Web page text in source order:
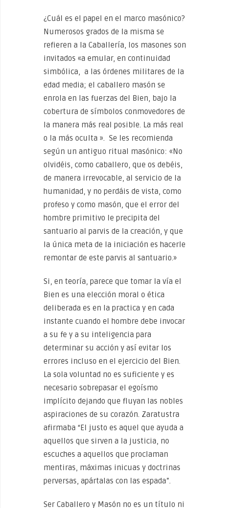
¿Cuál es el papel en el marco masónico?
Numerosos grados de la misma se
refieren a la Caballería, los masones son
invitados «a emular, en continuidad
simbólica, a las órdenes militares de la
edad media; el caballero masón se
enrola en las fuerzas del Bien, bajo la
cobertura de símbolos conmovedores de
la manera más real posible. La más real
o la más oculta ». Se les recomienda
según un antiguo ritual masónico: «No
olvidéis, como caballero, que os debéis,
de manera irrevocable, al servicio de la
humanidad, y no perdáis de vista, como
profeso y como masón, que el error del
hombre primitivo le precipita del
santuario al parvis de la creación, y que
la única meta de la iniciación es hacerle
remontar de este parvis al santuario.»
Si, en teoría, parece que tomar la vía el
Bien es una elección moral o ética
deliberada es en la practica y en cada
instante cuando el hombre debe invocar
a su fe y a su inteligencia para
determinar su acción y así evitar los
errores incluso en el ejercicio del Bien.
La sola voluntad no es suficiente y es
necesario sobrepasar el egoísmo
implícito dejando que fluyan las nobles
aspiraciones de su corazón. Zaratustra
afirmaba “El justo es aquel que ayuda a
aquellos que sirven a la justicia, no
escuches a aquellos que proclaman
mentiras, máximas inicuas y doctrinas
perversas, apártalas con las espada”.
Ser Caballero y Masón no es un título ni